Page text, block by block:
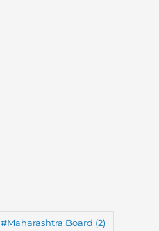
#Maharashtra Board (2)